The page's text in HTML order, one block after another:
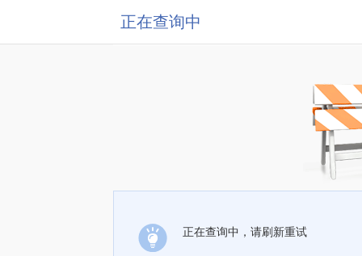
正在查询中
正在查询中，请刷新重试